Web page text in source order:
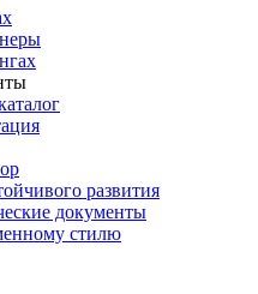
развития
документы
стилю